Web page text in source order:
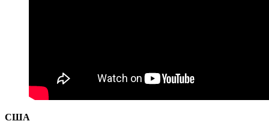
США